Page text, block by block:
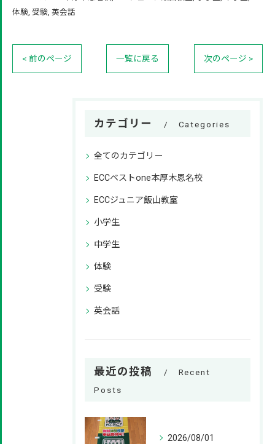
体験 受験 英会話
< 前のページ 一覧に戻る 次のページ >
カテゴリー Categories
全てのカテゴリー
ECCベストone本厚木恩名校
ECCジュニア飯山教室
小学生
中学生
体験
受験
英会話
最近の投稿
Recent
Posts
2026/08/01